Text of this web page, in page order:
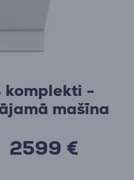
komplekti -
mašīna
2599 €